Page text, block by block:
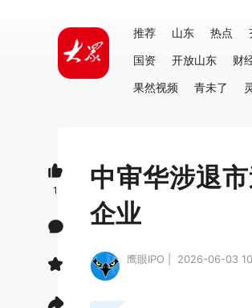
推荐 山东 热点
国资
开放山东 财
果然视频
青未了
中审华涉退
企业
鹰眼IPO | 2026-06-03
1